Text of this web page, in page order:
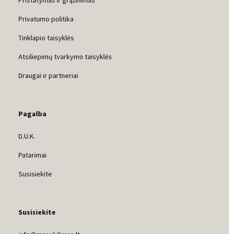
Privatumo politika
Tinklapio taisyklės
Atsiliepimų tvarkymo taisyklės
Draugai ir partneriai
Pagalba
D.U.K.
Patarimai
Susisiekite
Susisiekite